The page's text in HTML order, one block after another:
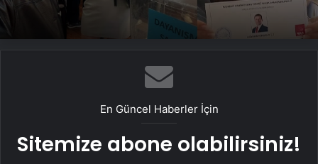
En Güncel Haberler İçin
Sitemize abone olabilirsiniz!